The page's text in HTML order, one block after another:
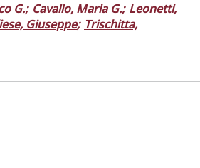
G.; Cavallo, Maria G.; Leonetti,
Giuseppe; Trischitta,